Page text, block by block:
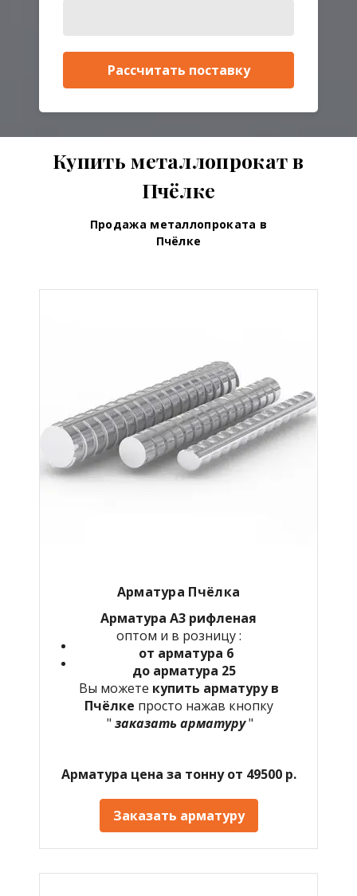
Рассчитать поставку
Купить металлопрокат в
Пчёлке
Продажа металлопроката в
Пчёлке
Арматура Пчёлка
Арматура А3 рифленая
оптом и в розницу :
от арматура 6
до арматура 25
Вы можете купить арматуру в
Пчёлке просто нажав кнопку
" заказать арматуру"
Арматура цена за тонну от 49500 р.
Заказать арматуру